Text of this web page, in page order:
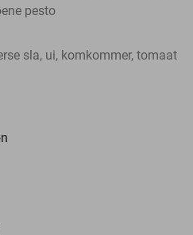
pesto
sla, ui, komkommer, tomaat